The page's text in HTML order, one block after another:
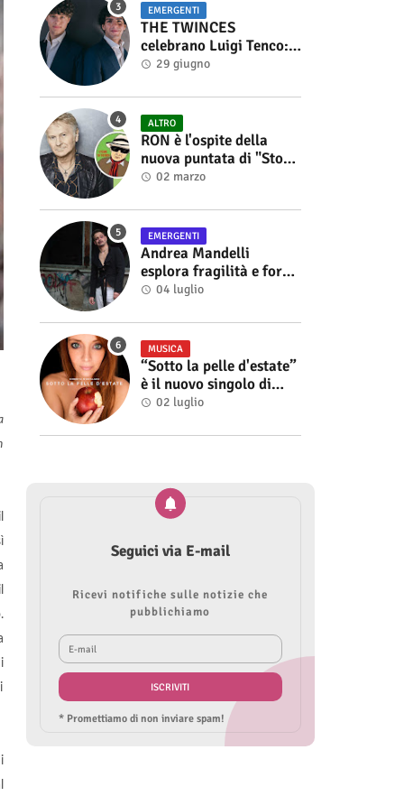
EMERGENTI
THE TWINCES
celebrano Luigi Tenco:
fuori singolo e video di
29 giugno
ALTRO
RON è l'ospite della
nuova puntata di "Storie
di Musica", in onda sul
Alberto Salerno
02 marzo
EMERGENTI
Andrea Mandelli
esplora fragilità e forza
nel videoclip di “Sofia”
04 luglio
MUSICA
“Sotto la pelle d'estate”
è il nuovo singolo di
Roberta Modìgliani
02 luglio
Seguici via E-mail
Ricevi notifiche sulle notizie che
pubblichiamo
* Promettiamo di non inviare spam!